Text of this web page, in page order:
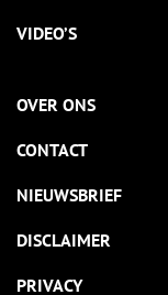
VIDEO’S
OVER ONS
CONTACT
NIEUWSBRIEF
DISCLAIMER
PRIVACY